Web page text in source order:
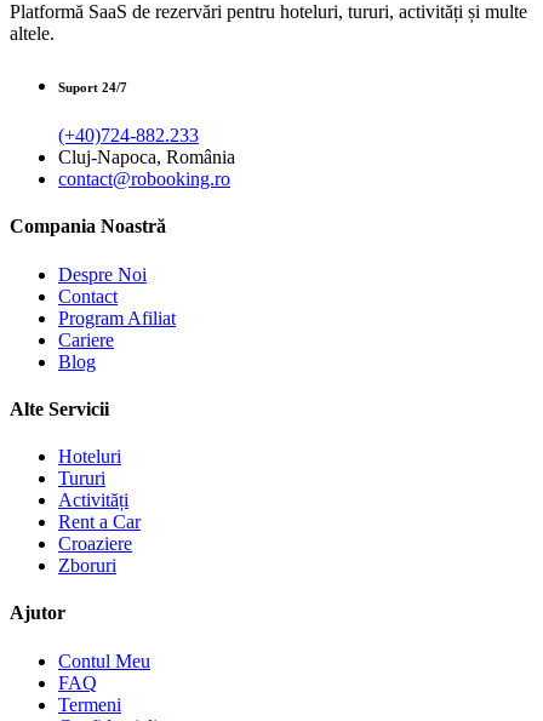
Platformă SaaS de rezervări pentru hoteluri, tururi, activități și multe
altele.
Suport 24/7
(+40)724-882.233
Cluj-Napoca, România
contact@robooking.ro
Compania Noastră
Despre Noi
Contact
Program Afiliat
Cariere
Blog
Alte Servicii
Hoteluri
Tururi
Activități
Rent a Car
Croaziere
Zboruri
Ajutor
Contul Meu
FAQ
Termeni